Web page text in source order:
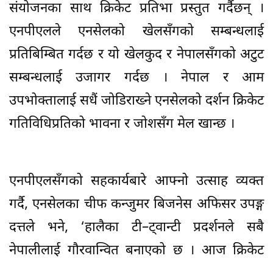
संयोजनका साथ क्रिकेट प्रतिभा प्रस्तुत गर्दैछन् ।
एनपीएलले एनसेलको खेलसँगको सम्बन्धलाई
प्रतिबिम्बित गर्दछ र यो खेलकुद र नेपालसँगको अटुट
सम्बन्धलाई उजागर गर्दछ । नेपाल र आम
उपभोक्तालाई सधैं जोडिराख्ने एनसेलको दर्शन क्रिकेट
गतिविधिप्रतिको भावना र जोशसँग मेल खान्छ ।
एनपीएलसँगको सहकार्यबारे आफ्नो उत्साह व्यक्त
गर्दै, एनसेलका चीफ कन्जुमर बिजनेस अफिसर उपङ्ग
दत्तले भने, ‘हालैका टी–ट्वान्टी प्रदर्शनले सबै
नेपालीलाई गौरवान्वित बनाएको छ । आज क्रिकेट